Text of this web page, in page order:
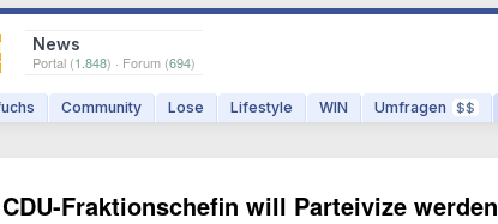
News
Portal (1.848) · Forum (694)
Community Lose Lifestyle WIN Umfragen $$
Fraktionschefin will Parteivize werden